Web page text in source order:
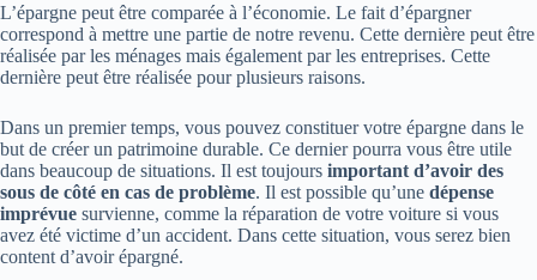
L’épargne peut être comparée à l’économie. Le fait d’épargner
correspond à mettre une partie de notre revenu. Cette dernière peut être
réalisée par les ménages mais également par les entreprises. Cette
dernière peut être réalisée pour plusieurs raisons.
Dans un premier temps, vous pouvez constituer votre épargne dans le
but de créer un patrimoine durable. Ce dernier pourra vous être utile
dans beaucoup de situations. Il est toujours important d’avoir des
sous de côté en cas de problème. Il est possible qu’une dépense
imprévue survienne, comme la réparation de votre voiture si vous
avez été victime d’un accident. Dans cette situation, vous serez bien
content d’avoir épargné.